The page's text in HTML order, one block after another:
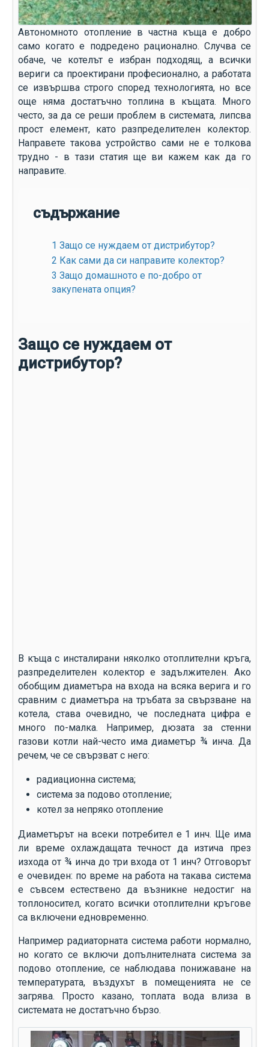
Автономното отопление в частна къща е добро
само когато е подредено рационално. Случва се
обаче, че котелът е избран подходящ, а всички
вериги са проектирани професионално, а работата
се извършва строго според технологията, но все
още няма достатъчно топлина в къщата. Много
често, за да се реши проблем в системата, липсва
прост елемент, като разпределителен колектор.
Направете такова устройство сами не е толкова
трудно - в тази статия ще ви кажем как да го
направите.
съдържание
1 Защо се нуждаем от дистрибутор?
2 Как сами да си направите колектор?
3 Защо домашното е по-добро от
закупената опция?
Защо се нуждаем от
дистрибутор?
В къща с инсталирани няколко отоплителни кръга,
разпределителен колектор е задължителен. Ако
обобщим диаметъра на входа на всяка верига и го
сравним с диаметъра на тръбата за свързване на
котела, става очевидно, че последната цифра е
много по-малка. Например, дюзата за стенни
газови котли най-често има диаметър ¾ инча. Да
речем, че се свързват с него:
радиационна система;
система за подово отопление;
котел за непряко отопление
Диаметърът на всеки потребител е 1 инч. Ще има
ли време охлаждащата течност да изтича през
изхода от ¾ инча до три входа от 1 инч? Отговорът
е очевиден: по време на работа на такава система
е съвсем естествено да възникне недостиг на
топлоносител, когато всички отоплителни кръгове
са включени едновременно.
Например радиаторната система работи нормално,
но когато се включи допълнителната система за
подово отопление, се наблюдава понижаване на
температурата, въздухът в помещенията не се
загрява. Просто казано, топлата вода влиза в
системата не достатъчно бързо.